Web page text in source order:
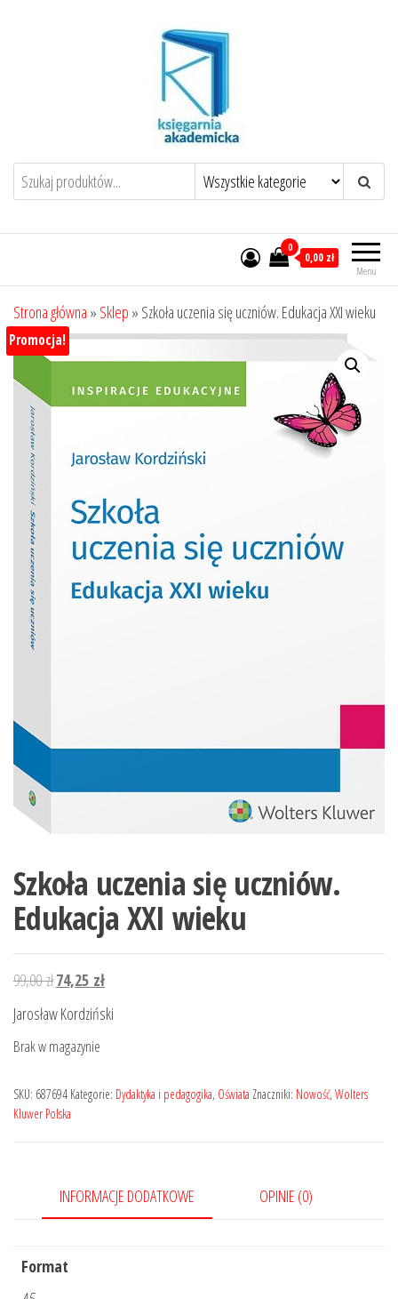
Menu
0
0,00 zł
Strona główna » Sklep » Szkoła uczenia się uczniów. Edukacja XXI wieku
Promocja!
Szkoła uczenia się uczniów.
Edukacja XXI wieku
99,00złPierwotna
cena
99,00 zł.
74,25 złAktualna
cena
Jarosław Kordziński
Brak w magazynie
SKU: 687694 Kategorie: Dydaktyka i pedagogika, Oświata Znaczniki: Nowość, Wolters
Kluwer Polska
INFORMACJE DODATKOWE OPINIE (0)
Format